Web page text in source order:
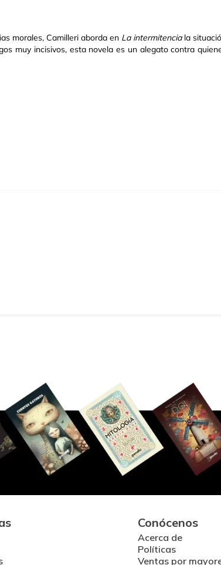
morales, Camilleri aborda en La intermitenciala
muy incisivos, esta novela es un alegato contra
Conócenos
Acerca de
Políticas
Ventas por